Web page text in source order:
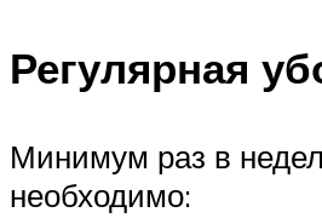
Регулярная
Минимум раз в
необходимо: